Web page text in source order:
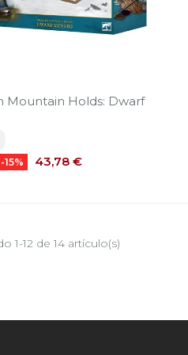
Mountain Holds: Dwarf
-15% Precio
43,78 €
1-12 de 14 artículo(s)